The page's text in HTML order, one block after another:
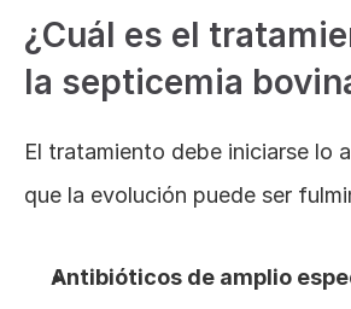
¿Cuál es el
la septicemia
El tratamiento debe iniciarse lo
que la evolución puede ser
Antibióticos de amplio